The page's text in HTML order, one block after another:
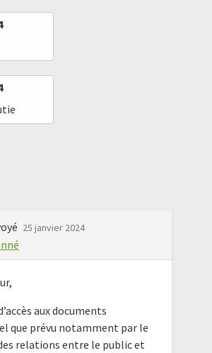
25 janvier 2024
aux documents
que prévu notamment par le
relations entre le public et